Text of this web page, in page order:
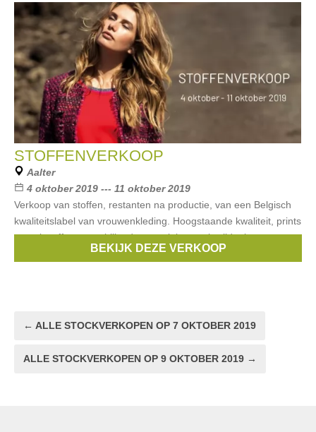
STOFFENVERKOOP
Aalter
4 oktober 2019 --- 11 oktober 2019
Verkoop van stoffen, restanten na productie, van een Belgisch
kwaliteitslabel van vrouwenkleding. Hoogstaande kwaliteit, prints
en uni stoffen, verschillende materialen zoals zijde, katoen,
BEKIJK DEZE VERKOOP
← ALLE STOCKVERKOPEN OP 7 OKTOBER 2019
ALLE STOCKVERKOPEN OP 9 OKTOBER 2019 →